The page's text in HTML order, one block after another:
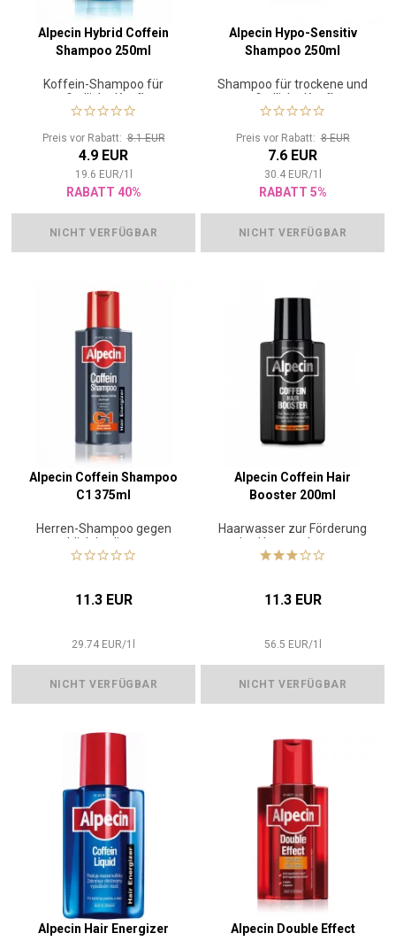
Alpecin Hybrid Coffein
Shampoo 250ml
Koffein-Shampoo für
empfindliche Kopfhaut
Preis vor Rabatt:8.1 EUR
4.9 EUR
19.6 EUR/1
RABATT 40%
NICHT VERFÜGBAR
Alpecin Hypo-Sensitiv
Shampoo 250ml
Shampoo für trockene und
empfindliche Kopfhaut
Preis vor Rabatt:8 EUR
7.6 EUR
30.4 EUR/1
RABATT 5%
NICHT VERFÜGBAR
Alpecin Coffein Shampoo
C1 375ml
Herren-Shampoo gegen
erblich bedingten
Haarausfall
11.3 EUR
29.74 EUR/1
NICHT VERFÜGBAR
Alpecin Coffein Hair
Booster 200ml
Haarwasser zur Förderung
des Haarwachstums
11.3 EUR
56.5 EUR/1
NICHT VERFÜGBAR
Alpecin Hair Energizer
Alpecin Double Effect